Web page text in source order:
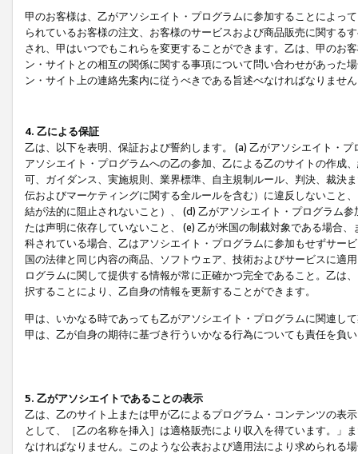
甲のお客様は、乙がアソシエイト・プログラムに参加することによっ
られているお客様の注文、お客様のサービスおよび商品販売に関する
され、甲はいつでもこれらを変更することができます。乙は、甲のお
ン・サイトとの相互の関係に関する事項について問い合わせがあった
ン・サイト上の連絡先案内に従うべきである旨述べなければなりませ
4. 乙による保証
乙は、以下を表明、保証および誓約します。 (a) 乙がアソシエイト・
アソシエイト・プログラムへの乙の参加、乙による乙のサイトの作成
可、ガイダンス、実施規則、業界標準、自主規制ルール、判決、裁決
伝およびマーケティングに関する全ルールを含む）に違反しないこと
結が法的に阻止されないこと）、 (d) 乙がアソシエイト・プログラム
たは声明に依存していないこと、 (e) 乙が米国の制裁対象である場合
科されている場合、乙はアソシエイト・プログラムに参加もせずサー
国の法律と同じ内容の商品、ソフトウェア、技術およびサービスに適
ログラムに関して提供する情報が常に正確かつ完全であること。乙は
択することにより、乙自身の情報を更新することができます。
甲は、いかなる時であっても乙がアソシエイト・プログラムに関連し
甲は、乙が自身の期待に基づき行ういかなる行為についても責任を負
5. 乙がアソシエイトであることの表示
乙は、乙のサイト上または甲が乙によるプログラム・コンテンツの表
として、［乙の名称を挿入］は適格販売により収入を得ています。」
なければなりません。このような公表および適用法により求められる